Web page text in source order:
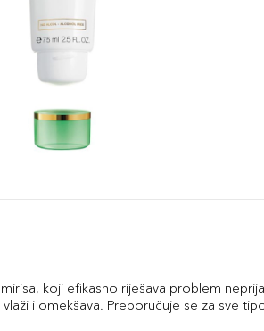
koji efikasno riješava problem
i omekšava. Preporučuje se za sve